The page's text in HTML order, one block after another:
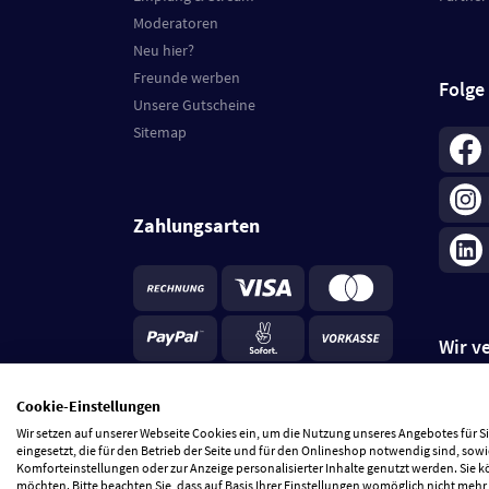
Moderatoren
Neu hier?
Freunde werben
Unsere Gutscheine
Sitemap
Zahlungsarten
Wir
*
je
5 Tage.
Cookie-Einstellungen
Wir setzen auf unserer Webseite Cookies ein, um die Nutzung unseres Angebotes für
eingesetzt, die für den Betrieb der Seite und für den Onlineshop notwendig sind,
Komforteinstellungen oder zur Anzeige personalisierter Inhalte genutzt werden. Sie
möchten. Bitte beachten Sie, dass auf Basis Ihrer Einstellungen womöglich nicht